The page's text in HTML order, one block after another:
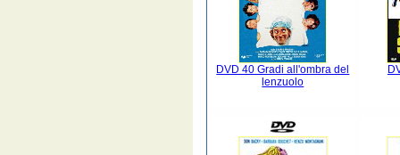
DVD 40 Gradi all'ombra del
lenzuolo